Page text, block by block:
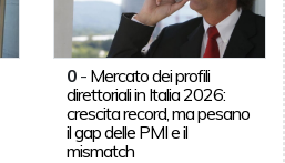
0 - Mercato dei profili
direttoriali in Italia 2026:
crescita record, ma pesano
il gap delle PMI e il
mismatch